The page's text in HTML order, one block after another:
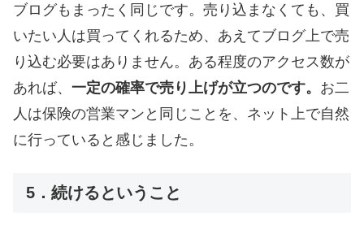
ブログもまったく同じです。売り込まなくても、買
いたい人は買ってくれるため、あえてブログ上で売
り込む必要はありません。ある程度のアクセス数が
あれば、 一定の確率で売り上げが立つのです。 お二
人は保険の営業マンと同じことを、ネット上で自然
に行っていると感じました。
5．続けるということ